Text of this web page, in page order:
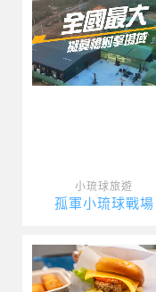
小琉球旅遊
孤軍小琉球戰場